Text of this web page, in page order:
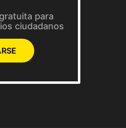
para
ciudadanos